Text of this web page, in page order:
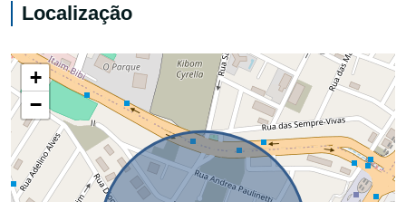
Localização
+
−